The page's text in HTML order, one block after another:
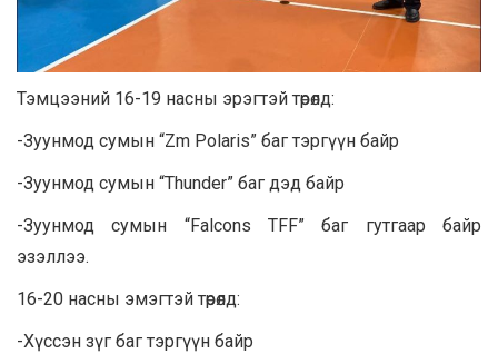
Тэмцээний 16-19 насны эрэгтэй төрөлд:
-Зуунмод сумын “Zm Polaris” баг тэргүүн байр
-Зуунмод сумын “Thunder” баг дэд байр
-Зуунмод сумын “Falcons TFF” баг гутгаар байр
эзэллээ.
16-20 насны эмэгтэй төрөлд:
-Хүссэн зүг баг тэргүүн байр